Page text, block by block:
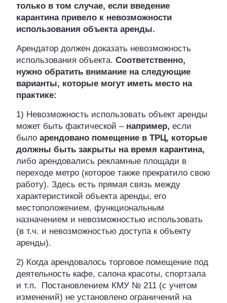
только в том случае, если введение
карантина привело к невозможности
использования объекта аренды.
Арендатор должен доказать невозможность
использования объекта. Соответственно,
нужно обратить внимание на следующие
варианты, которые могут иметь место на
практике:
1) Невозможность использовать объект аренды
может быть фактической – например, если
было арендовано помещение в ТРЦ, которые
должны быть закрыты на время карантина,
либо арендовались рекламные площади в
переходе метро (которое также прекратило свою
работу). Здесь есть прямая связь между
характеристикой объекта аренды, его
местоположением, функциональным
назначением и невозможностью использовать
(в т.ч. и невозможностью доступа к объекту
аренды).
2) Когда арендовалось торговое помещение под
деятельность кафе, салона красоты, спортзала
и т.п. Постановлением КМУ № 211 (с учетом
изменений) не установлено ограничений на